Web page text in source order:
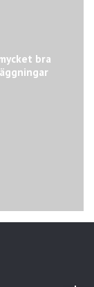
bra